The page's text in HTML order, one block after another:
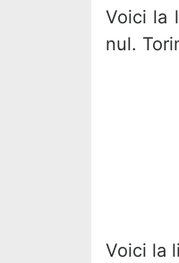
Voici la
nul.
Voici la